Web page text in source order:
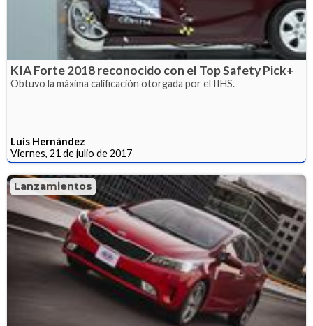
KIA Forte 2018 reconocido con el Top Safety Pick+
Obtuvo la máxima calificación otorgada por el IIHS.
Luis Hernández
Viernes, 21 de julio de 2017
Lanzamientos